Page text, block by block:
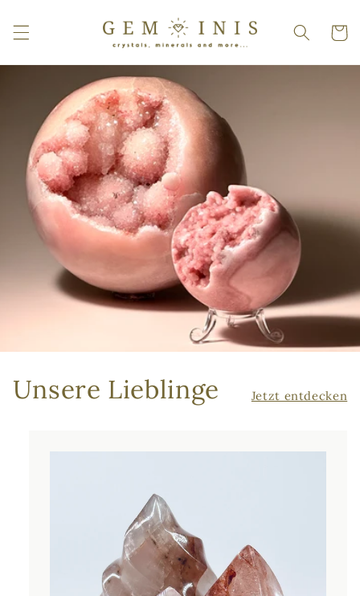
Inhalt
Unsere Lieblinge Jetzt entdecken